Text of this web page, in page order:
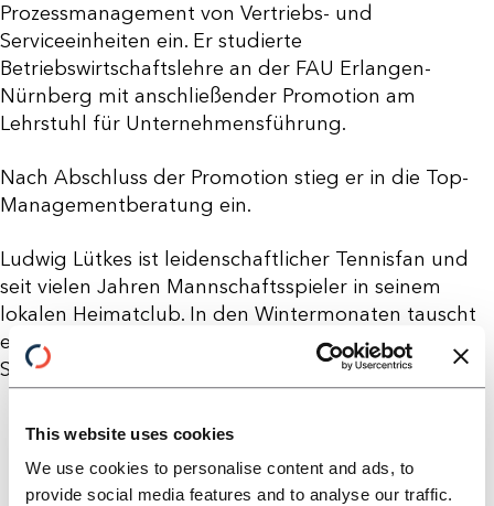
This website uses cookies
We use cookies to personalise content and ads, to
provide social media features and to analyse our traffic.
Prozessmanagement von Vertriebs- und
Serviceeinheiten ein. Er studierte
Betriebswirtschaftslehre an der FAU Erlangen-
Nürnberg mit anschließender Promotion am
Lehrstuhl für Unternehmensführung.
Nach Abschluss der Promotion stieg er in die Top-
Managementberatung ein.
Ludwig Lütkes ist leidenschaftlicher Tennisfan und
seit vielen Jahren Mannschaftsspieler in seinem
lokalen Heimatclub. In den Wintermonaten tauscht
er Schläger gegen Ski und ist in den Bergen
Südtirols anzutreffen.